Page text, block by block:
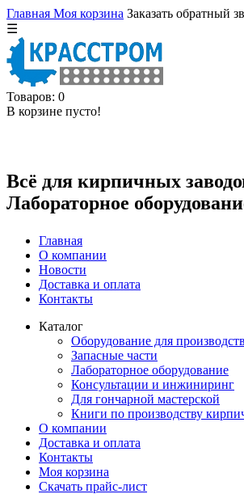
Главная Моя корзина Заказать обратный
☰
Товаров: 0
В корзине пусто!
Всё для кирпичных
Лабораторное
Главная
О компании
Новости
Доставка и оплата
Контакты
Каталог
Оборудование для
Запасные части
Лабораторное оборудование
Консультации и инжиниринг
Для гончарной мастерской
Книги по производству
О компании
Доставка и оплата
Контакты
Моя корзина
Скачать прайс-лист